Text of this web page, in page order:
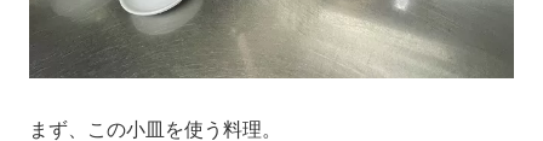
まず、この小皿を使う料理。